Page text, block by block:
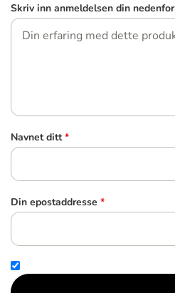
Skriv inn anmeldelsen din nedenfor
Navnet ditt *
Din epostaddresse *